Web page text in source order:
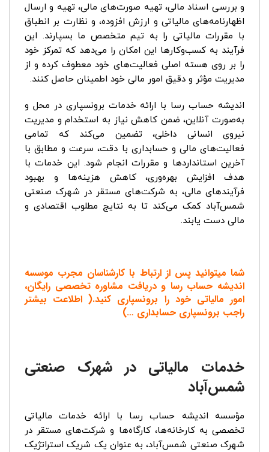
و بررسی اسناد مالی، تهیه صورت‌های مالی، تهیه و ارسال
اظهارنامه‌های مالیاتی و ارزش افزوده، و نظارت بر انطباق
با مقررات مالیاتی را به تیم متخصص ما بسپارند. این
فرآیند به کسب‌وکارها این امکان را می‌دهد که تمرکز خود
را بر روی هسته اصلی فعالیت‌های خود معطوف کرده و از
مدیریت مؤثر و دقیق امور مالی خود اطمینان حاصل کنند.
اندیشه حساب رسا با ارائه خدمات برونسپاری در محل و
به‌صورت آنلاین، ضمن کاهش نیاز به استخدام و مدیریت
نیروی انسانی داخلی، تضمین می‌کند که تمامی
فعالیت‌های مالی و حسابداری با دقت، سرعت و مطابق با
آخرین استانداردها و مقررات انجام شود. این خدمات با
هدف افزایش بهره‌وری، کاهش هزینه‌ها و بهبود
فرآیندهای مالی، به شرکت‌های مستقر در شهرک صنعتی
شمس‌آباد کمک می‌کند تا به نتایج مطلوب اقتصادی و
مالی دست یابند.
شما میتوانید پس از ارتباط با کارشناسان مجرب موسسه
اندیشه حساب رسا و دریافت مشاوره تخصصی رایگان،
امور مالیاتی خود را برونسپاری کنید.( اطلاعت بیشتر
راجب برونسپاری حسابداری …)
خدمات مالیاتی در شهرک صنعتی
شمس‌آباد
مؤسسه اندیشه حساب رسا با ارائه خدمات مالیاتی
تخصصی به کارخانه‌ها، کارگاه‌ها و شرکت‌های مستقر در
شهرک صنعتی شمس‌آباد، به عنوان یک شریک استراتژیک